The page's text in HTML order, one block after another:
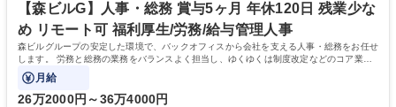
【森ビルG】人事・総務 賞与5ヶ月 年休120日 残業少な
め リモート可 福利厚生/労務/給与管理人事
森ビルグループの安定した環境で、バックオフィスから会社を支える人事・総務をお任せ
します。 労務と総務の業務をバランスよく担当し、ゆくゆくは制度改定などのコア業務
にも挑戦できる、やりがいある環境です。
月給
26万2000円～36万4000円